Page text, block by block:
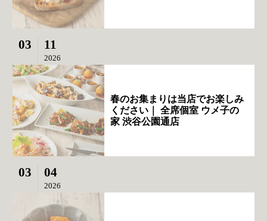
03 11
2026
春のお集まりは当店でお楽しみ
ください｜ 全席個室 ウメ子の
家 渋谷公園通店
03 04
2026